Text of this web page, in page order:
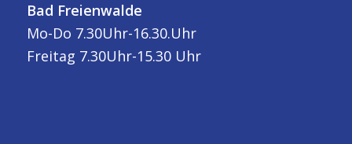
Bad Freienwalde
Mo-Do 7.30Uhr-16.30.Uhr
Freitag 7.30Uhr-15.30 Uhr